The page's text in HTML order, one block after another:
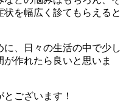
を幅広く診てもらえると
、日々の生活の中で少し
作れたら良いと思いま
ございます！